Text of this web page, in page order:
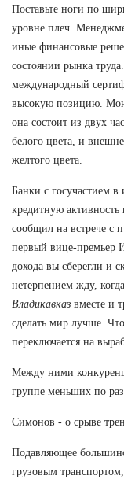
Поставьте ноги по
уровне плеч.
иные финансовые
состоянии рынка
международный
высокую позицию.
она состоит из двух
белого цвета, и
желтого цвета.
Банки с госучастием в
кредитную активность
сообщил на встрече с
первый вице-премьер
дохода вы сберегли и
нетерпением жду,
Владикавказ вместе и
сделать мир лучше.
переключается на
Между ними
группе меньших по
Симонов - о срыве
Подавляющее
грузовым